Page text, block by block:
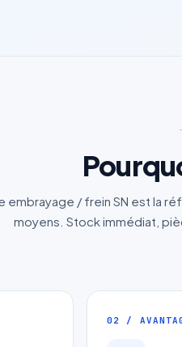
embrayage / frein SN est la
moyens. Stock immédiat,
02 /